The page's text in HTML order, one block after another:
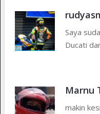
Saya
Ducati
Marnu
makin